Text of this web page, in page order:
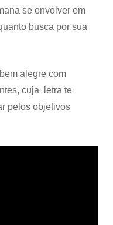
se envolver em
busca por sua
alegre com
cuja letra te
pelos objetivos